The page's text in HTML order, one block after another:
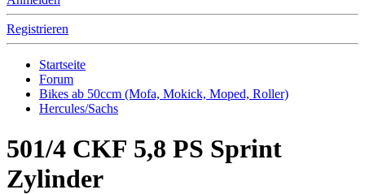
Registrieren
Startseite
Forum
Bikes ab 50ccm (Mofa, Mokick, Moped, Roller)
Hercules/Sachs
501/4 CKF 5,8 PS Sprint
Zylinder